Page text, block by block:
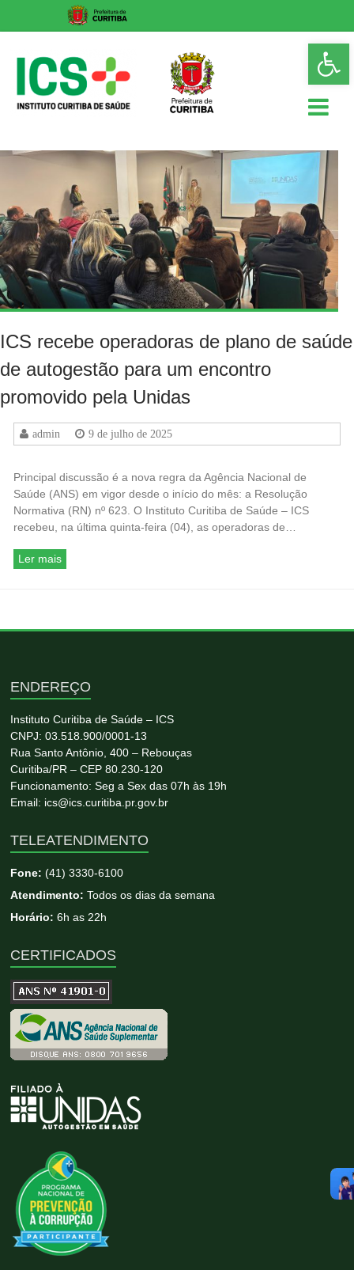
content
ICS
de
Saúde
ICS recebe operadoras de plano de saúde
de autogestão para um encontro
promovido pela Unidas
admin 9 de julho de 2025
Principal discussão é a nova regra da Agência Nacional de
Saúde (ANS) em vigor desde o início do mês: a Resolução
Normativa (RN) nº 623. O Instituto Curitiba de Saúde – ICS
recebeu, na última quinta-feira (04), as operadoras de…
Ler mais
ENDEREÇO
Instituto Curitiba de Saúde – ICS
CNPJ: 03.518.900/0001-13
Rua Santo Antônio, 400 – Rebouças
Curitiba/PR – CEP 80.230-120
Funcionamento: Seg a Sex das 07h às 19h
Email: ics@ics.curitiba.pr.gov.br
TELEATENDIMENTO
Fone:(41) 3330-6100
Atendimento: Todos os dias da semana
Horário: 6h as 22h
CERTIFICADOS